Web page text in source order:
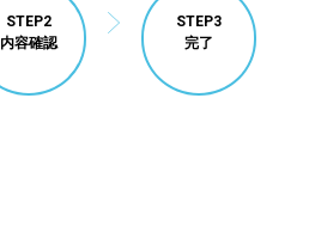
STEP2
内容確認
STEP3
完了